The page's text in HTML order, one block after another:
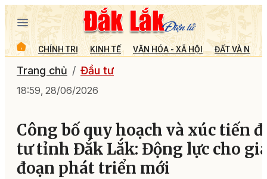
CHÍNH TRỊ KINH TẾ VĂN HÓA - XÃ HỘI ĐẤT VÀ
Trang chủ Đầu tư
18:59, 28/06/2026
Công bố quy hoạch và xúc tiến
tư tỉnh Đắk Lắk: Động lực cho
đoạn phát triển mới